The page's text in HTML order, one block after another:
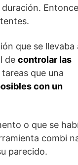
que se llevaba
de controlar las
que una
con un
o que se
combi
parecido.